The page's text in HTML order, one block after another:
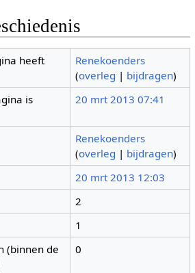
heeft
Renekoenders
(overleg | bijdragen)
is
20 mrt 2013 07:41
Renekoenders
(overleg | bijdragen)
20 mrt 2013 12:03
2
1
(binnen de
0